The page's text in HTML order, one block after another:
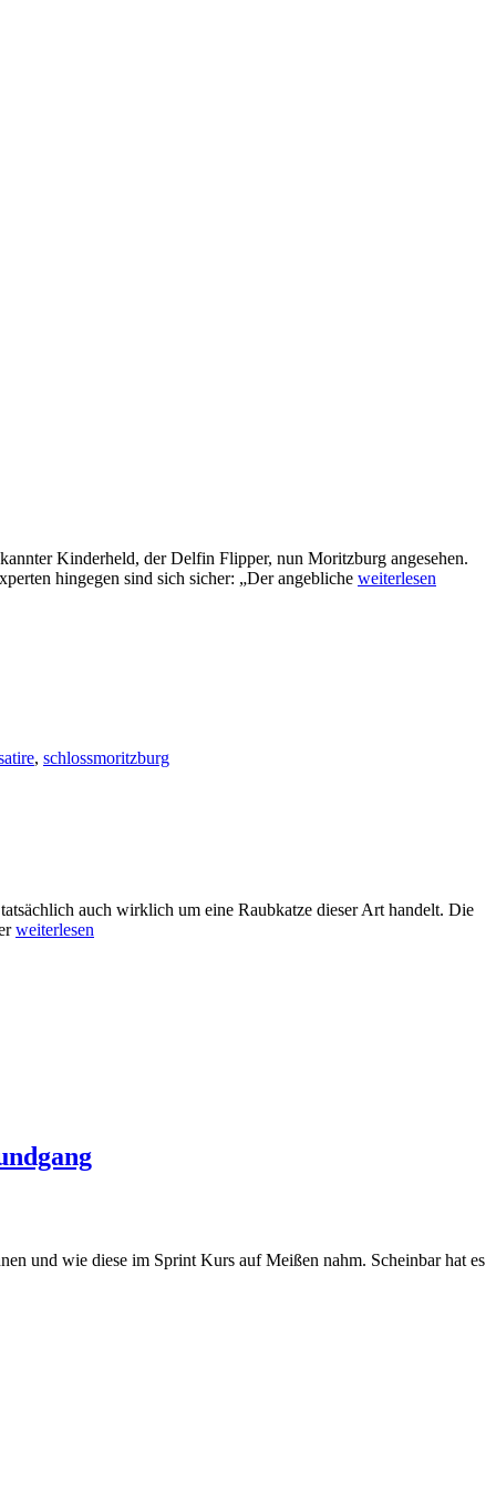
Kinderheld, der Delfin Flipper, nun Moritzburg angesehen.
hingegen sind sich sicher: „Der angebliche weiterlesen
, schlossmoritzburg
auch wirklich um eine Raubkatze dieser Art handelt. Die
weiterlesen
und wie diese im Sprint Kurs auf Meißen nahm. Scheinbar hat es